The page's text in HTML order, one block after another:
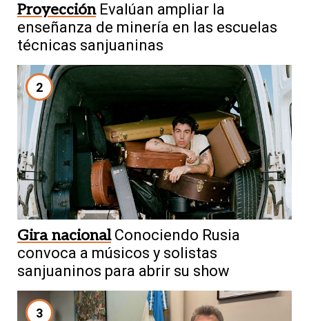
Proyección Evalúan ampliar la
enseñanza de minería en las escuelas
técnicas sanjuaninas
2
Gira nacional Conociendo Rusia
convoca a músicos y solistas
sanjuaninos para abrir su show
3